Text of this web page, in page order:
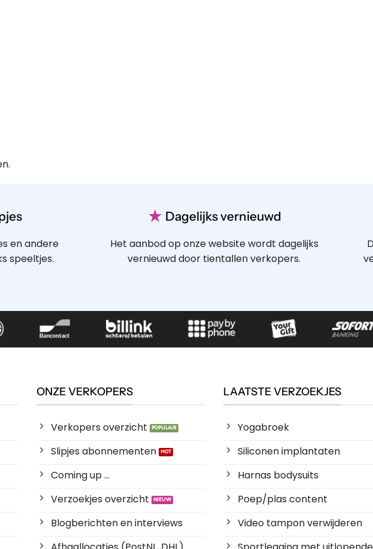
en andere
speeltjes.
★ Dagelijks vernieuwd
Het aanbod op onze website wordt dagelijks
vernieuwd door tientallen verkopers.
ONZE VERKOPERS
Verkopers overzicht
Slipjes abonnementen
Coming up ...
Verzoekjes overzicht
Blogberichten en interviews
LAATSTE VERZOEKJES
Yogabroek
Siliconen implantaten
Harnas bodysuits
Poep/plas content
Video tampon verwijderen